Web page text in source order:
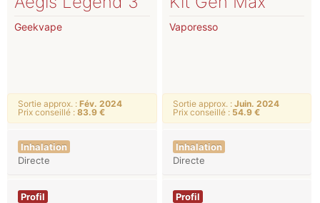
Geekvape
Sortie approx. : Fév. 2024
Prix conseillé : 83.9 €
Inhalation
Directe
Profil
Vaporesso
Sortie approx. : Juin. 2024
Prix conseillé : 54.9 €
Inhalation
Directe
Profil